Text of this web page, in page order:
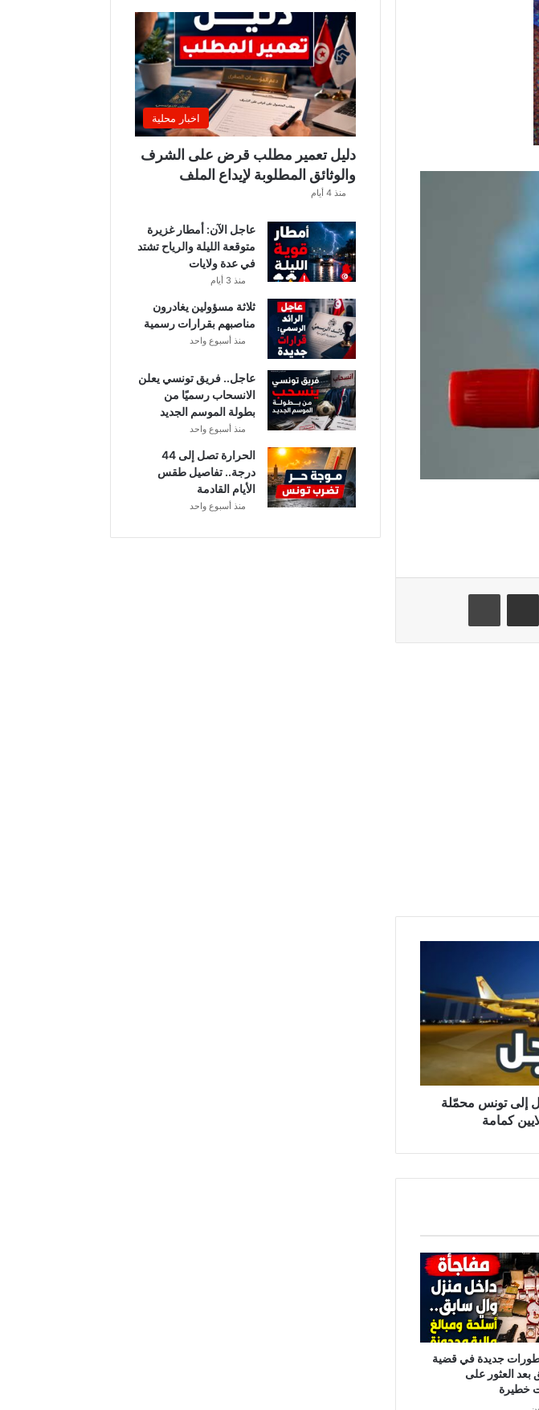
إلى تونس محمّلة
جديدة في قضية
بعد العثور على
خطيرة
.
ا
ل
غ
ن
و
ش
ي
ك
ا
ل
ت
ف
ا
ص
ي
ل
اخبار محلية
دليل تعمير مطلب قرض على الشرف
والوثائق المطلوبة لإيداع الملف
منذ 4 أيام
عاجل الآن: أمطار غزيرة
متوقعة الليلة والرياح تشتد
في عدة ولايات
منذ 3 أيام
ثلاثة مسؤولين يغادرون
مناصبهم بقرارات رسمية
منذ أسبوع واحد
عاجل.. فريق تونسي يعلن
الانسحاب رسميًا من
بطولة الموسم الجديد
منذ أسبوع واحد
الحرارة تصل إلى 44
درجة.. تفاصيل طقس
الأيام القادمة
منذ أسبوع واحد